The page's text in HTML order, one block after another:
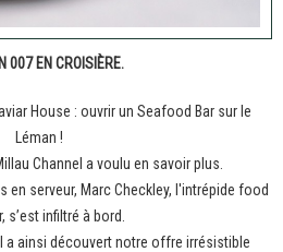
007 EN CROISIÈRE.
House : ouvrir un Seafood Bar sur le
Léman !
Channel a voulu en savoir plus.
en serveur, Marc Checkley, l'intrépide food
s’est infiltré à bord.
a ainsi découvert notre offre irrésistible